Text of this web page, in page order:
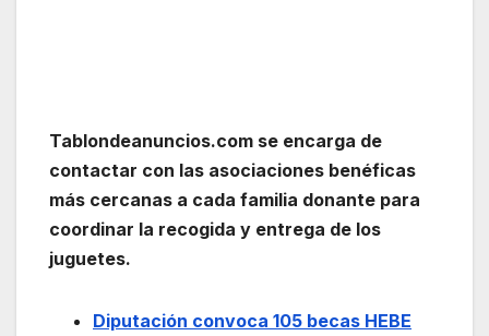
Tablondeanuncios.com se encarga de
contactar con las asociaciones benéficas
más cercanas a cada familia donante para
coordinar la recogida y entrega de los
juguetes.
Diputación convoca 105 becas HEBE